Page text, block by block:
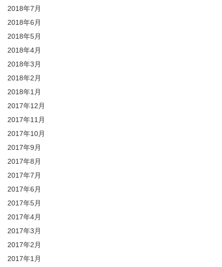
2018年7月
2018年6月
2018年5月
2018年4月
2018年3月
2018年2月
2018年1月
2017年12月
2017年11月
2017年10月
2017年9月
2017年8月
2017年7月
2017年6月
2017年5月
2017年4月
2017年3月
2017年2月
2017年1月